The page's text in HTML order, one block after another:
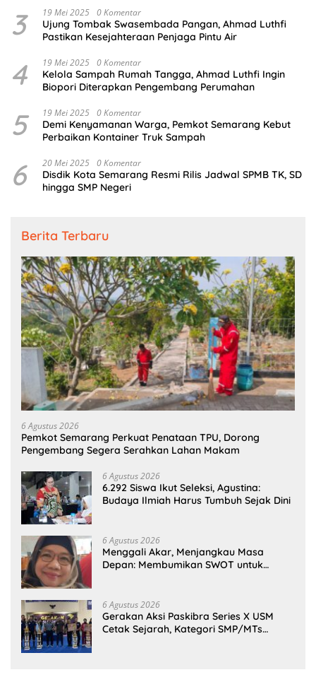
3 19 Mei 2025 0 Komentar
Ujung Tombak Swasembada Pangan, Ahmad Luthfi
Pastikan Kesejahteraan Penjaga Pintu Air
4 19 Mei 2025 0 Komentar
Kelola Sampah Rumah Tangga, Ahmad Luthfi Ingin
Biopori Diterapkan Pengembang Perumahan
5 19 Mei 2025 0 Komentar
Demi Kenyamanan Warga, Pemkot Semarang Kebut
Perbaikan Kontainer Truk Sampah
6 20 Mei 2025 0 Komentar
Disdik Kota Semarang Resmi Rilis Jadwal SPMB TK, SD
hingga SMP Negeri
Berita Terbaru
6 Agustus 2026
Pemkot Semarang Perkuat Penataan TPU, Dorong
Pengembang Segera Serahkan Lahan Makam
6 Agustus 2026
6.292 Siswa Ikut Seleksi, Agustina:
Budaya Ilmiah Harus Tumbuh Sejak Dini
6 Agustus 2026
Menggali Akar, Menjangkau Masa
Depan: Membumikan SWOT untuk
6 Agustus 2026
Gerakan Aksi Paskibra Series X USM
Cetak Sejarah, Kategori SMP/MTs